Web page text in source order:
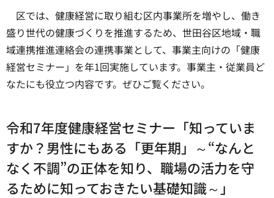
区では、健康経営に取り組む区内事業所を増やし、働き
盛り世代の健康づくりを推進するため、世田谷区地域・職
域連携推進連絡会の連携事業として、事業主向けの「健康
経営セミナー」を年1回実施しています。事業主・従業員ど
なたにも役立つ内容です。ぜひご覧ください。
令和7年度健康経営セミナー「知っていま
すか？男性にもある「更年期」～“なんと
なく不調”の正体を知り、職場の活力を守
るために知っておきたい基礎知識～」